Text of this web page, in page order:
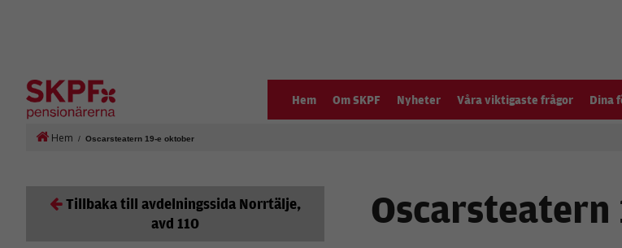
Hem Om SKPF Nyheter Våra viktigaste frågor Dina
Hem / Oscarsteatern 19-e oktober
Tillbaka till avdelningssida Norrtälje,
avd 110